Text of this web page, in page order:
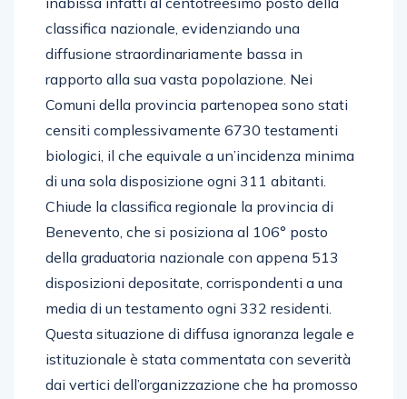
classifica nazionale, evidenziando una
diffusione straordinariamente bassa in
rapporto alla sua vasta popolazione. Nei
Comuni della provincia partenopea sono stati
censiti complessivamente 6730 testamenti
biologici, il che equivale a un’incidenza minima
di una sola disposizione ogni 311 abitanti.
Chiude la classifica regionale la provincia di
Benevento, che si posiziona al 106° posto
della graduatoria nazionale con appena 513
disposizioni depositate, corrispondenti a una
media di un testamento ogni 332 residenti.
Questa situazione di diffusa ignoranza legale e
istituzionale è stata commentata con severità
dai vertici dell’organizzazione che ha promosso